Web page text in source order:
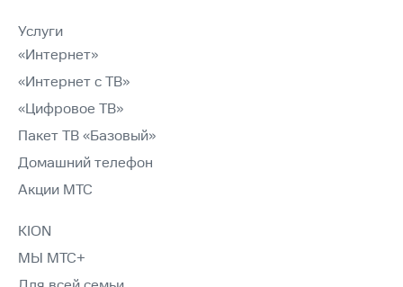
Услуги
«Интернет»
«Интернет с ТВ»
«Цифровое ТВ»
Пакет ТВ «Базовый»
Домашний телефон
Акции МТС
KION
МЫ МТС+